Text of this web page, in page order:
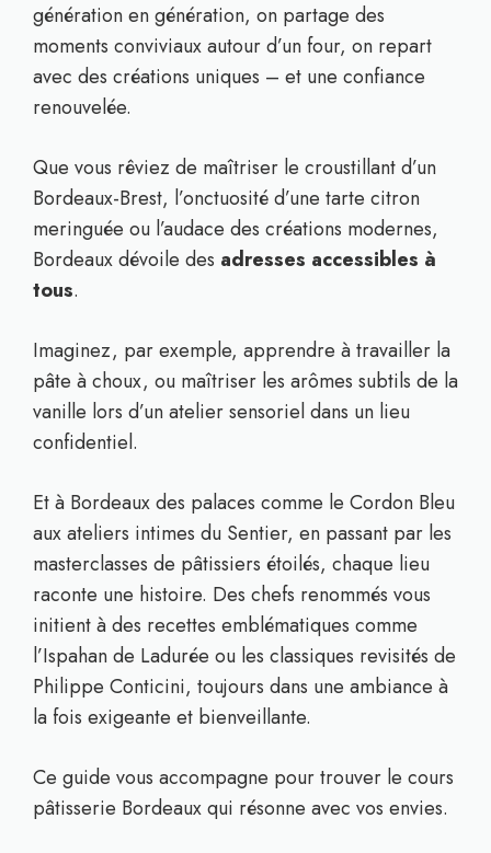
génération en génération, on partage des
moments conviviaux autour d’un four, on repart
avec des créations uniques – et une confiance
renouvelée.
Que vous rêviez de maîtriser le croustillant d’un
Bordeaux-Brest, l’onctuosité d’une tarte citron
meringuée ou l’audace des créations modernes,
Bordeaux dévoile des adresses accessibles à
tous.
Imaginez, par exemple, apprendre à travailler la
pâte à choux, ou maîtriser les arômes subtils de la
vanille lors d’un atelier sensoriel dans un lieu
confidentiel.
Et à Bordeaux des palaces comme le Cordon Bleu
aux ateliers intimes du Sentier, en passant par les
masterclasses de pâtissiers étoilés, chaque lieu
raconte une histoire. Des chefs renommés vous
initient à des recettes emblématiques comme
l’Ispahan de Ladurée ou les classiques revisités de
Philippe Conticini, toujours dans une ambiance à
la fois exigeante et bienveillante.
Ce guide vous accompagne pour trouver le cours
pâtisserie Bordeaux qui résonne avec vos envies.